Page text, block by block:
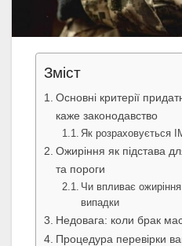
Зміст
Основні критерії
каже законодавство
Як розраховується
Ожиріння як підстава
та пороги
Чи впливає ожиріння
випадки
Недовага: коли брак
Процедура перевірки